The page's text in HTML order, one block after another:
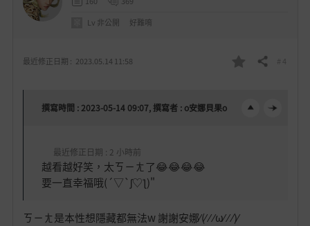
最近修正日期 : 2023.05.14 11:58
的
分享 # 4
撰寫時間 : 2023-05-14 09:07, 撰寫者 : o安娜貝果o
最近修正日期 : 2 小時前
越看越好笑，太ㄎㄧㄤ了😂😂😂😂
要一直幸福哦(´▽`ʃ♡ƪ)"
ㄎㄧㄤ是本性想隱藏都無法w 謝謝安娜⁄(⁄ ⁄ ⁄ω⁄ ⁄ ⁄)⁄
Lv 非公開 好難唷